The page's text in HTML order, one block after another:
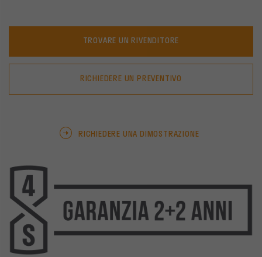
TROVARE UN RIVENDITORE
RICHIEDERE UN PREVENTIVO
RICHIEDERE UNA DIMOSTRAZIONE